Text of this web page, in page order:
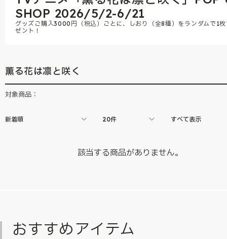
SHOP 2026/5/2-6/21
グッズご購入3000円（税込）ごとに、しおり（全8種）をランダムで1
ゼント！
薫る花は凛と咲く
対象商品：
新着順 20件 すべて表示
該当する商品がありません。
おすすめアイテム